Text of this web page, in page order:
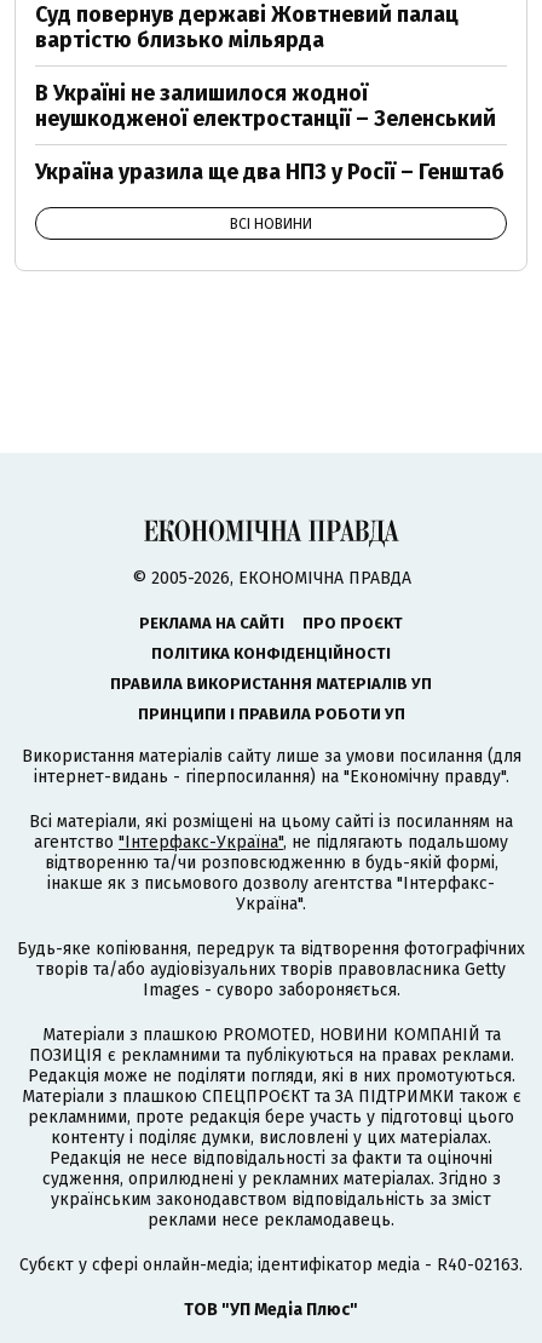
Суд повернув державі Жовтневий палац
вартістю близько мільярда
В Україні не залишилося жодної
неушкодженої електростанції – Зеленський
Україна уразила ще два НПЗ у Росії – Генштаб
ВСІ НОВИНИ
© 2005-2026, ЕКОНОМІЧНА ПРАВДА
РЕКЛАМА НА САЙТІ
ПРО ПРОЄКТ
ПОЛІТИКА КОНФІДЕНЦІЙНОСТІ
ПРАВИЛА ВИКОРИСТАННЯ МАТЕРІАЛІВ УП
ПРИНЦИПИ І ПРАВИЛА РОБОТИ УП
Використання матеріалів сайту лише за умови посилання (для
інтернет-видань - гіперпосилання) на "Економічну правду".
Всі матеріали, які розміщені на цьому сайті із посиланням на
агентство "Інтерфакс-Україна", не підлягають подальшому
відтворенню та/чи розповсюдженню в будь-якій формі,
інакше як з письмового дозволу агентства "Інтерфакс-
Україна".
Будь-яке копіювання, передрук та відтворення фотографічних
творів та/або аудіовізуальних творів правовласника Getty
Images - суворо забороняється.
Матеріали з плашкою PROMOTED, НОВИНИ КОМПАНІЙ та
ПОЗИЦІЯ є рекламними та публікуються на правах реклами.
Редакція може не поділяти погляди, які в них промотуються.
Матеріали з плашкою СПЕЦПРОЄКТ та ЗА ПІДТРИМКИ також є
рекламними, проте редакція бере участь у підготовці цього
контенту і поділяє думки, висловлені у цих матеріалах.
Редакція не несе відповідальності за факти та оціночні
судження, оприлюднені у рекламних матеріалах. Згідно з
українським законодавством відповідальність за зміст
реклами несе рекламодавець.
Cубєкт у сфері онлайн-медіа; ідентифікатор медіа - R40-02163.
ТОВ "УП Медіа Плюс"